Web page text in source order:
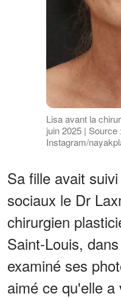
Lisa avant la
juin 2025 | Source :
Instagram/
Sa fille avait
sociaux le Dr
chirurgien
Saint-Louis,
examiné ses
aimé ce qu'elle a